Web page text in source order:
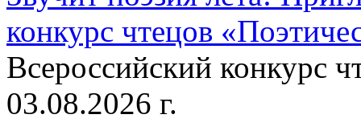
конкурс чтецов
Всероссийский конкурс
03.08.2026 г.